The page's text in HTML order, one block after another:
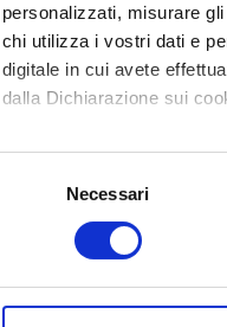
personalizzati, misurare
chi utilizza i vostri dati e
digitale in cui avete
dalla Dichiarazione sui
Con il tuo consenso,
raccogliere
digitali).
modificare o ritirare il tuo
Necessari